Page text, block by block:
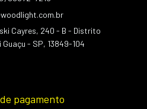
Cayres, 240 - B - Distrito
- SP, 13849-104
pagamento